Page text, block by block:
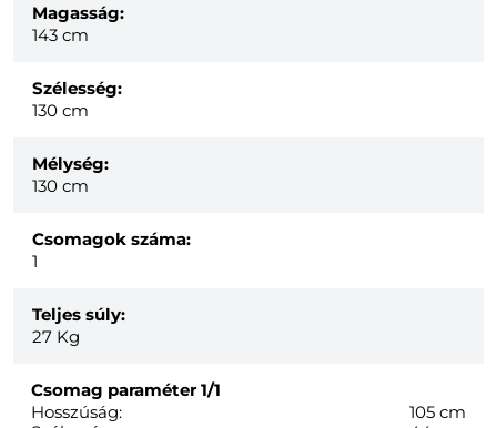
Magasság:
143 cm
Szélesség:
130 cm
Mélység:
130 cm
Csomagok száma:
1
Teljes súly:
27 Kg
Csomag paraméter1/1
Hosszúság:
105 cm